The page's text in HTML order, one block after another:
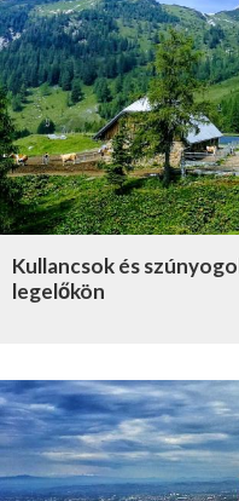
Kullancsok és
legelőkön